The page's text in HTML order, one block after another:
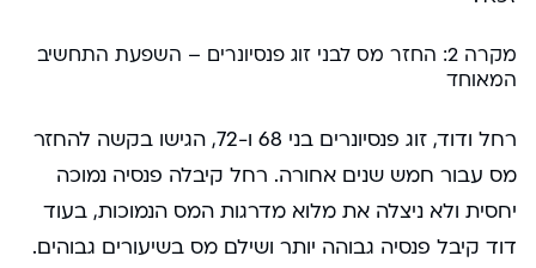
מקרה 2: החזר מס לבני זוג פנסיונרים – השפעת התחשיב
המאוחד
רחל ודוד, זוג פנסיונרים בני 68 ו-72, הגישו בקשה להחזר
מס עבור חמש שנים אחורה. רחל קיבלה פנסיה נמוכה
יחסית ולא ניצלה את מלוא מדרגות המס הנמוכות, בעוד
דוד קיבל פנסיה גבוהה יותר ושילם מס בשיעורים גבוהים.